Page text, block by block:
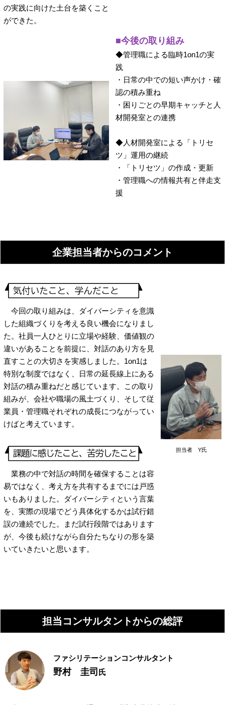
の実践に向けた土台を築くこと
ができた。
■今後の取り組み
◆管理職による臨時1on1の実
践
・日常の中での短い声かけ・確
認の積み重ね
・困りごとの早期キャッチと人
材開発室との連携
◆人材開発室による「トリセ
ツ」運用の継続
・「トリセツ」の作成・更新
・管理職への情報共有と伴走支
援
企業担当者からのコメント
今回の取り組みは、ダイバーシティを意識
した組織づくりを考える良い機会になりまし
た。社員一人ひとりに立場や経験、価値観の
違いがあることを前提に、対話のあり方を見
直すことの大切さを実感しました。1on1は
特別な制度ではなく、日常の延長線上にある
対話の積み重ねだと感じています。この取り
組みが、会社や職場の風土づくり、そして従
業員・管理職それぞれの成長につながってい
けばと考えています。
業務の中で対話の時間を確保することは容
易ではなく、考え方を共有するまでには戸惑
いもありました。ダイバーシティという言葉
を、実際の現場でどう具体化するかは試行錯
誤の連続でした。まだ試行段階ではあります
が、今後も続けながら自分たちなりの形を築
いていきたいと思います。
担当者 Y氏
担当コンサルタントからの総評
ファシリテーションコンサルタント
野村 圭司 氏